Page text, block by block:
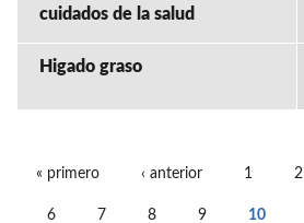
cuidados de la salud
Higado graso
« primero ‹ anterior 1 2
6 7 8 9 10